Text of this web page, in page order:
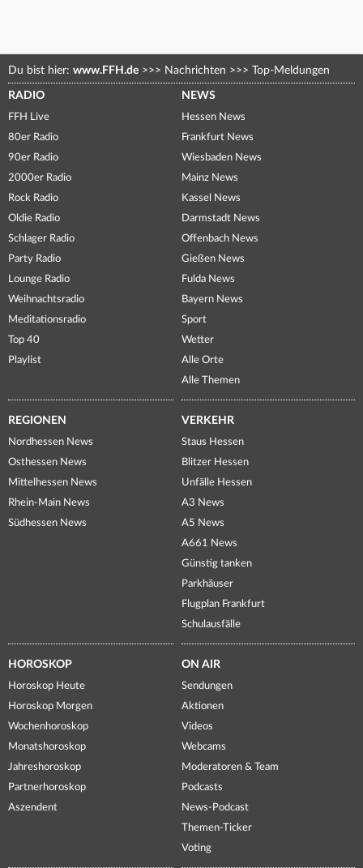
Du bist hier: www.FFH.de >>> Nachrichten >>> Top-Meldungen
RADIO
FFH Live
80er Radio
90er Radio
2000er Radio
Rock Radio
Oldie Radio
Schlager Radio
Party Radio
Lounge Radio
Weihnachtsradio
Meditationsradio
Top 40
Playlist
NEWS
Hessen News
Frankfurt News
Wiesbaden News
Mainz News
Kassel News
Darmstadt News
Offenbach News
Gießen News
Fulda News
Bayern News
Sport
Wetter
Alle Orte
Alle Themen
REGIONEN
Nordhessen News
Osthessen News
Mittelhessen News
Rhein-Main News
Südhessen News
VERKEHR
Staus Hessen
Blitzer Hessen
Unfälle Hessen
A3 News
A5 News
A661 News
Günstig tanken
Parkhäuser
Flugplan Frankfurt
Schulausfälle
HOROSKOP
Horoskop Heute
Horoskop Morgen
Wochenhoroskop
Monatshoroskop
Jahreshoroskop
Partnerhoroskop
Aszendent
ON AIR
Sendungen
Aktionen
Videos
Webcams
Moderatoren & Team
Podcasts
News-Podcast
Themen-Ticker
Voting